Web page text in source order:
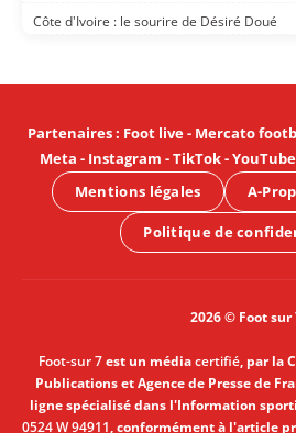
Côte d'Ivoire : le sourire de Désiré Doué
Partenaires: Foot live- Mercato
Meta - Instagram -TikTok-YouTube
Mentions légales
A-
Politique de
2026 © Foot sur
Foot-sur 7est un médiacertifié, par la
Publications et Agence de Presse de
ligne spécialisé dans l'Information
0524 W 94911, conformément à l'article